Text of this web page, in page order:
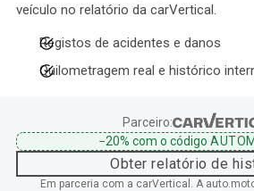
veículo no relatório da carVertical.
Registos de acidentes e danos
Quilometragem real e histórico
Parceiro:
−20%com o código
Obter relatório de
Em parceria com a carVertical. A